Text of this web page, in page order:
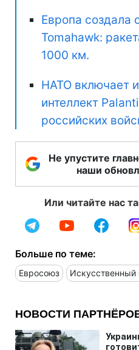
Европа создала
Tomahawk:
1000 км.
НАТО включает
интеллект
российских
Не упустите
наши
Или читайте нас
Больше по теме:
Евросоюз Искусственный